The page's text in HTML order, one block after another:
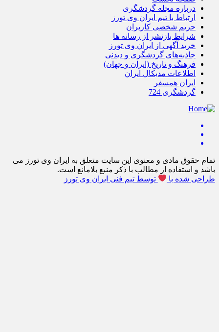
درباره مجله گردشگری
ارتباط با تیم ایران وی تورز
حریم شخصی کاربران
شرایط بازنشر از رسانه ها
خرید آگهی از ایران وی تورز
جاذبه‌های گردشگری و دیدنی
فرهنگ و تاریخ (ایران و جهان)
اطلاعات مدیکال ایران
ایران همسفر
گردشگری 724
تمام حقوق مادی و معنوی این سایت متعلق به ایران وی تورز می
باشد و استفاده از مطالب با ذکر منبع بلامانع است.
طراحی شده با
توسط تیم فنی ایران وی تورز